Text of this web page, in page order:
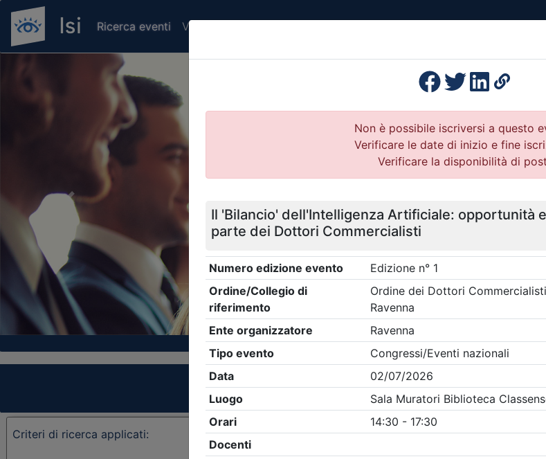
Ricerca eventi Verifica attestato di presenza
Previous
Clicca qui - espandi la sezione dei filtri
Criteri di ricerca applicati: